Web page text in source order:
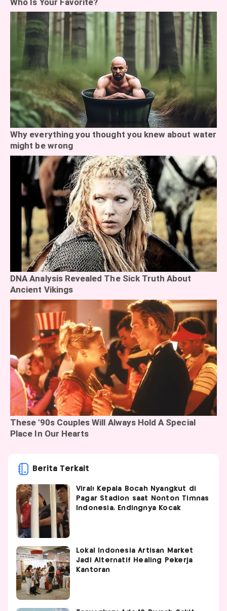
Berita Terkait
Viral! Kepala Bocah Nyangkut di
Pagar Stadion saat Nonton Timnas
Indonesia, Endingnya Kocak
Lokal Indonesia Artisan Market
Jadi Alternatif Healing Pekerja
Kantoran